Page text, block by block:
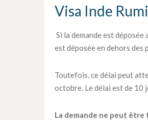
Visa Inde
Si la demande est
est déposée en dehors des
Toutefois, ce délai peut
octobre. Le délai est de 10
La demande ne peut être